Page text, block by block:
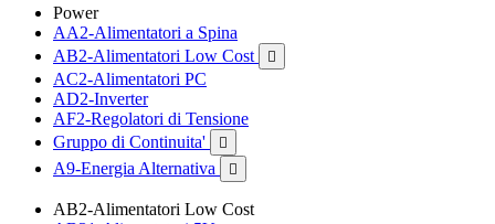
Power
AA2-Alimentatori a Spina
AB2-Alimentatori Low Cost

AC2-Alimentatori PC
AD2-Inverter
AF2-Regolatori di Tensione
Gruppo di Continuita'

A9-Energia Alternativa 
AB2-Alimentatori Low Cost